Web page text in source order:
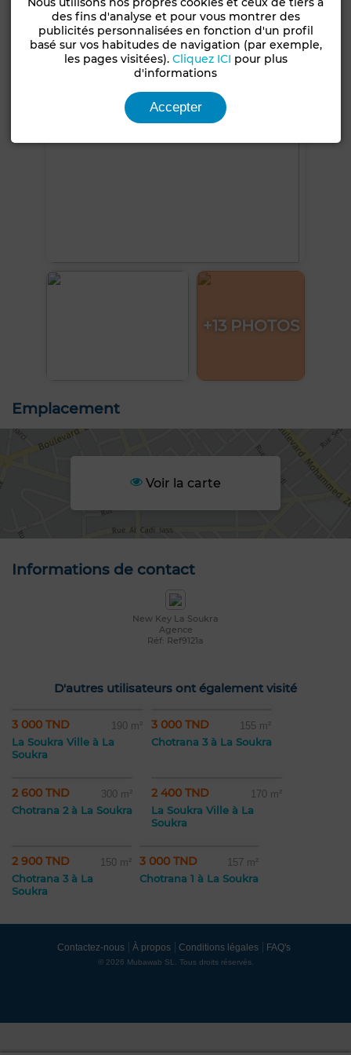
Voir plus de photos
+13 PHOTOS
Emplacement
Voir la carte
Informations de contact
New Key La Soukra
Agence
Réf: Ref9121a
D'autres utilisateurs ont également visité
3 000 TND 190 m²
La Soukra Ville à La
Soukra
3 000 TND 155 m²
Chotrana 3 à La Soukra
2 600 TND 300 m²
Chotrana 2 à La Soukra
2 400 TND 170 m²
La Soukra Ville à La
Soukra
2 900 TND 150 m²
Chotrana 3 à La
Soukra
3 000 TND 157 m²
Chotrana 1 à La Soukra
Contactez-nous À propos Conditions légales FAQ's
© 2026 Mubawab SL. Tous droits réservés.
des fins d'analyse et pour vous montrer des
publicités personnalisées en fonction d'un profil
basé sur vos habitudes de navigation (par exemple,
les pages visitées). Cliquez ICI pour plus
d'informations
Accepter